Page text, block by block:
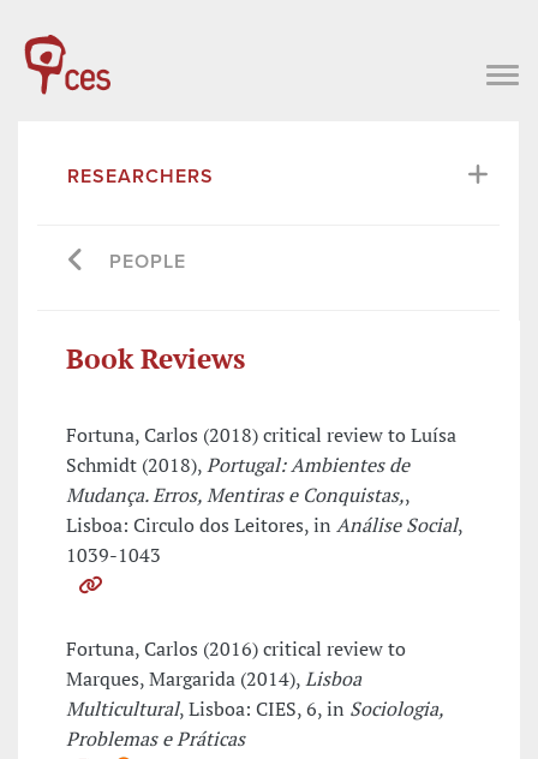
RESEARCHERS
PEOPLE
Book Reviews
Fortuna, Carlos (2018) critical review to Luísa
Schmidt (2018),Portugal: Ambientes de
Mudança. Erros, Mentiras e Conquistas,,
Lisboa: Circulo dos Leitores, in Análise Social,
1039-1043
Fortuna, Carlos (2016) critical review to
Marques, Margarida (2014),Lisboa
Multicultural, Lisboa: CIES, 6, in Sociologia,
Problemas e Práticas